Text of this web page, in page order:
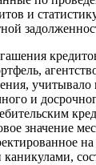
и
учитывало
и
значение